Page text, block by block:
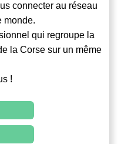
connecter au réseau
monde.
qui regroupe la
la Corse sur un même
!